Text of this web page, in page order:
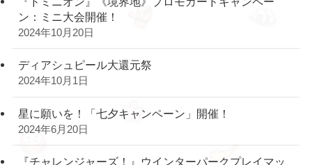
ン：ミニ大会開催！
2024年10月20日
ディアシュピール大還元祭
2024年10月1日
星に願いを！「七夕キャンペーン」開催！
2024年6月20日
『チャレンジャーズ！』ウインターパークプレイマッ